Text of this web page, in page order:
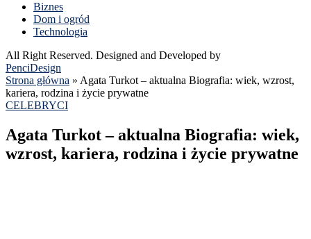
Biznes
Dom i ogród
Technologia
All Right Reserved. Designed and Developed by
PenciDesign
Strona główna » Agata Turkot – aktualna Biografia: wiek, wzrost,
kariera, rodzina i życie prywatne
CELEBRYCI
Agata Turkot – aktualna Biografia: wiek,
wzrost, kariera, rodzina i życie prywatne